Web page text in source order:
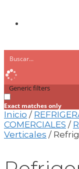
Generic filters
Exact matches only
Inicio /
COMERCIALES /
Verticales /